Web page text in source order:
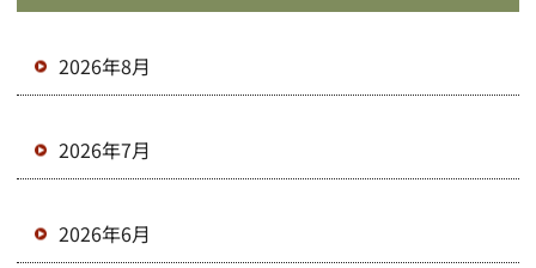
2026年8月
2026年7月
2026年6月